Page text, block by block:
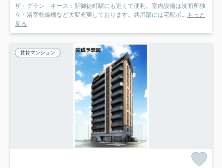
ザ・グラン キース：新御徒町駅にも近くて便利。室内設備は洗面所独
立・浴室乾燥機など大変充実しております。共用部には宅配ボ... もっと
見る
賃貸マンション